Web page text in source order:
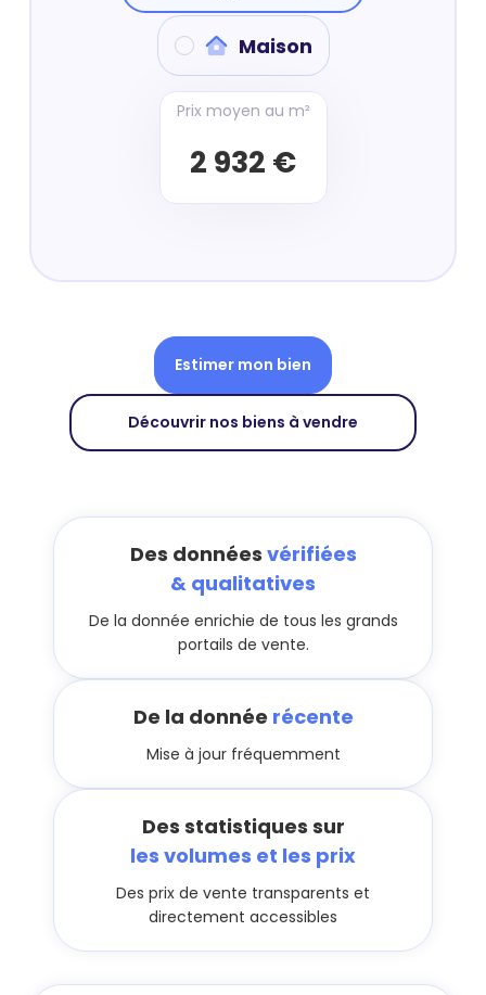
Maison
Prix moyen au m²
2 932 €
Estimer mon bien
Découvrir nos biens à vendre
Des données vérifiées
& qualitatives
De la donnée enrichie de tous les grands
portails de vente.
De la donnée récente
Mise à jour fréquemment
Des statistiques sur
les volumes et les prix
Des prix de vente transparents et
directement accessibles